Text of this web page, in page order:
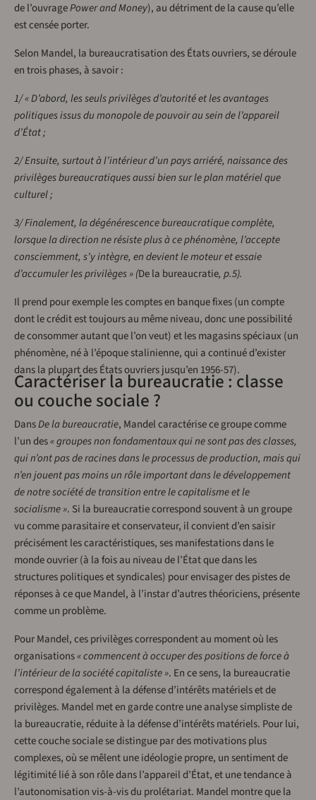
de l’ouvragePower and Money), au détriment de la cause qu’elle
est censée porter.
Selon Mandel, la bureaucratisation des États ouvriers, se déroule
en trois phases, à savoir :
1/ « D’abord, les seuls privilèges d’autorité et les avantages
politiques issus du monopole de pouvoir au sein de l’appareil
d’État ;
2/ Ensuite, surtout à l’intérieur d’un pays arriéré, naissance des
privilèges bureaucratiques aussi bien sur le plan matériel que
culturel ;
3/ Finalement, la dégénérescence bureaucratique complète,
lorsque la direction ne résiste plus à ce phénomène, l’accepte
consciemment, s’y intègre, en devient le moteur et essaie
d’accumuler les privilèges » (De la bureaucratie, p.5).
Il prend pour exemple les comptes en banque fixes (un compte
dont le crédit est toujours au même niveau, donc une possibilité
de consommer autant que l’on veut) et les magasins spéciaux (un
phénomène, né à l’époque stalinienne, qui a continué d’exister
dans la plupart des États ouvriers jusqu’en 1956-57).
Caractériser la bureaucratie : classe
ou couche sociale ?
DansDe la bureaucratie, Mandel caractérise ce groupe comme
l’un des« groupes non fondamentaux qui ne sont pas des classes,
qui n’ont pas de racines dans le processus de production, mais qui
n’en jouent pas moins un rôle important dans le développement
de notre société de transition entre le capitalisme et le
socialisme ». Si la bureaucratie correspond souvent à un groupe
vu comme parasitaire et conservateur, il convient d’en saisir
précisément les caractéristiques, ses manifestations dans le
monde ouvrier (à la fois au niveau de l’État que dans les
structures politiques et syndicales) pour envisager des pistes de
réponses à ce que Mandel, à l’instar d’autres théoriciens, présente
comme un problème.
Pour Mandel, ces privilèges correspondent au moment où les
organisations« commencent à occuper des positions de force à
l’intérieur de la société capitaliste ». En ce sens, la bureaucratie
correspond également à la défense d’intérêts matériels et de
privilèges. Mandel met en garde contre une analyse simpliste de
la bureaucratie, réduite à la défense d’intérêts matériels. Pour lui,
cette couche sociale se distingue par des motivations plus
complexes, où se mêlent une idéologie propre, un sentiment de
légitimité lié à son rôle dans l’appareil d’État, et une tendance à
l’autonomisation vis-à-vis du prolétariat. Mandel montre que la